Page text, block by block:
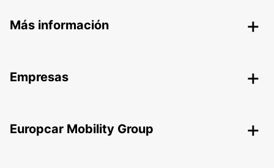
Más información
Empresas
Europcar Mobility Group